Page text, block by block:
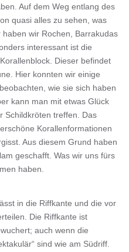
Auf dem Weg entlang des
quasi alles zu sehen, was
wir Rochen, Barrakudas
interessant ist die
Dieser befindet
Hier konnten wir einige
wie sie sich haben
kann man mit etwas Glück
Schildkröten treffen. Das
Korallenformationen
Aus diesem Grund haben
geschafft. Was wir uns fürs
haben.
in die Riffkante und die vor
Die Riffkante ist
auch wenn die
sind wie am Südriff.